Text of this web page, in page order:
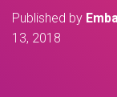
Published by
13, 2018